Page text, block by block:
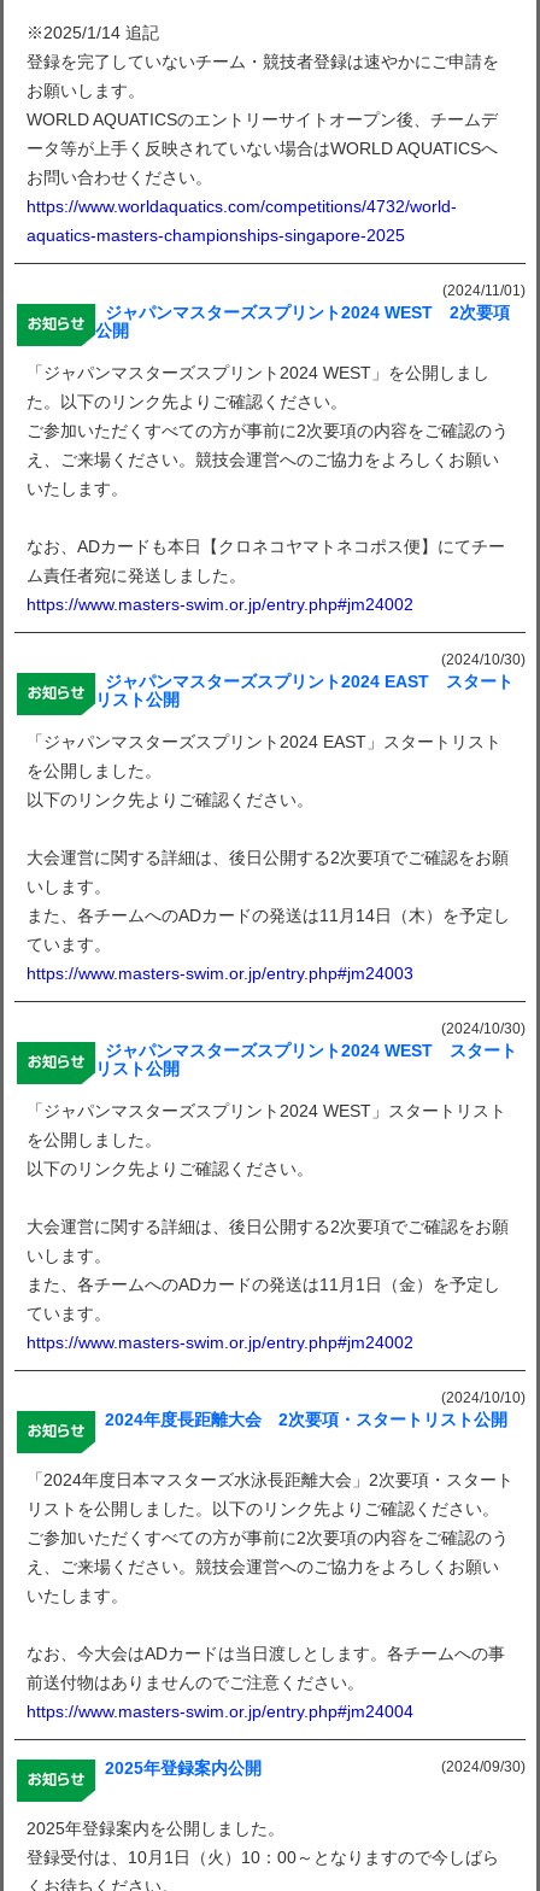
※2025/1/14 追記
登録を完了していないチーム・競技者登録は速やかにご申請を
お願いします。
WORLD AQUATICSのエントリーサイトオープン後、チームデ
ータ等が上手く反映されていない場合はWORLD AQUATICSへ
お問い合わせください。
https://www.worldaquatics.com/competitions/4732/world-
aquatics-masters-championships-singapore-2025
(2024/11/01)
ジャパンマスターズスプリント2024 WEST 2次要項
公開
「ジャパンマスターズスプリント2024 WEST」を公開しまし
た。以下のリンク先よりご確認ください。
ご参加いただくすべての方が事前に2次要項の内容をご確認のう
え、ご来場ください。競技会運営へのご協力をよろしくお願い
いたします。
なお、ADカードも本日【クロネコヤマトネコポス便】にてチー
ム責任者宛に発送しました。
https://www.masters-swim.or.jp/entry.php#jm24002
(2024/10/30)
ジャパンマスターズスプリント2024 EAST スタート
リスト公開
「ジャパンマスターズスプリント2024 EAST」スタートリスト
を公開しました。
以下のリンク先よりご確認ください。
大会運営に関する詳細は、後日公開する2次要項でご確認をお願
いします。
また、各チームへのADカードの発送は11月14日（木）を予定し
ています。
https://www.masters-swim.or.jp/entry.php#jm24003
(2024/10/30)
ジャパンマスターズスプリント2024 WEST スタート
リスト公開
「ジャパンマスターズスプリント2024 WEST」スタートリスト
を公開しました。
以下のリンク先よりご確認ください。
大会運営に関する詳細は、後日公開する2次要項でご確認をお願
いします。
また、各チームへのADカードの発送は11月1日（金）を予定し
ています。
https://www.masters-swim.or.jp/entry.php#jm24002
(2024/10/10)
2024年度長距離大会 2次要項・スタートリスト公開
「2024年度日本マスターズ水泳長距離大会」2次要項・スタート
リストを公開しました。以下のリンク先よりご確認ください。
ご参加いただくすべての方が事前に2次要項の内容をご確認のう
え、ご来場ください。競技会運営へのご協力をよろしくお願い
いたします。
なお、今大会はADカードは当日渡しとします。各チームへの事
前送付物はありませんのでご注意ください。
https://www.masters-swim.or.jp/entry.php#jm24004
(2024/09/30)
2025年登録案内公開
2025年登録案内を公開しました。
登録受付は、10月1日（火）10：00～となりますので今しばら
くお待ちください。